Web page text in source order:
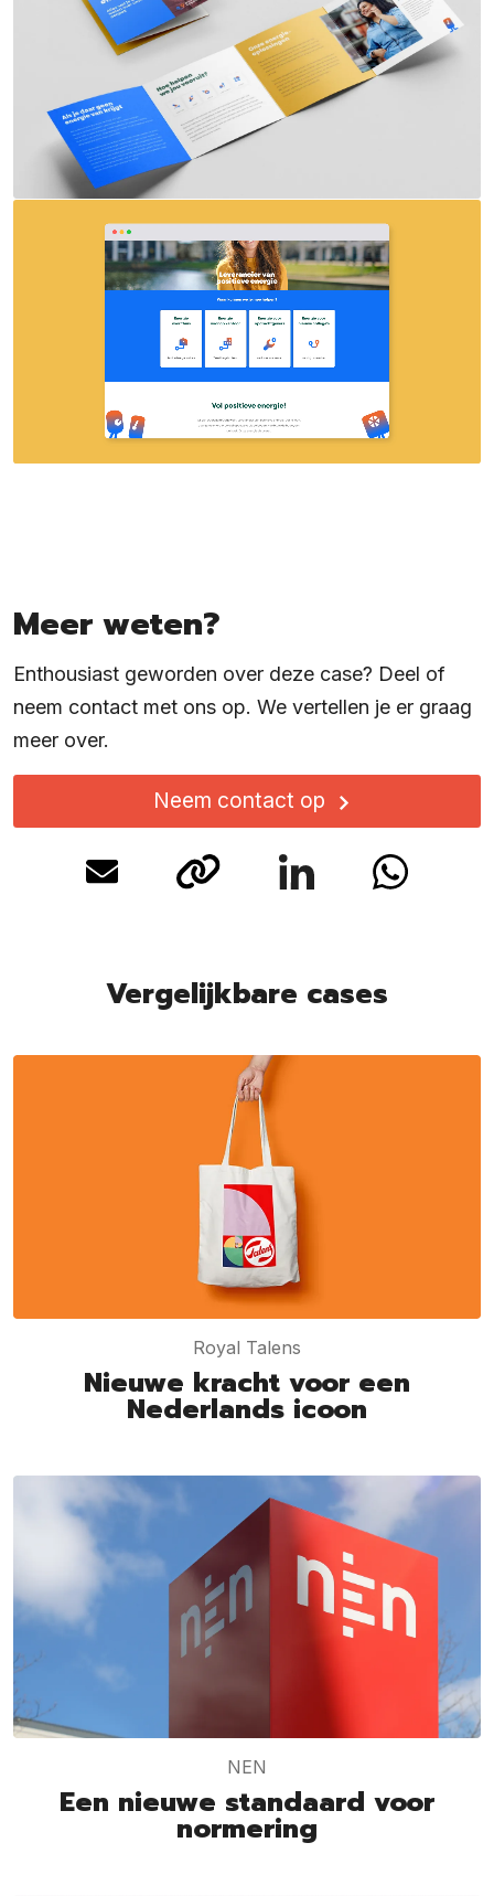
Meer weten?
Enthousiast geworden over deze case? Deel of
neem contact met ons op. We vertellen je er graag
meer over.
Neem contact op
Vergelijkbare cases
Royal Talens
Nieuwe kracht voor een
Nederlands icoon
NEN
Een nieuwe standaard voor
normering